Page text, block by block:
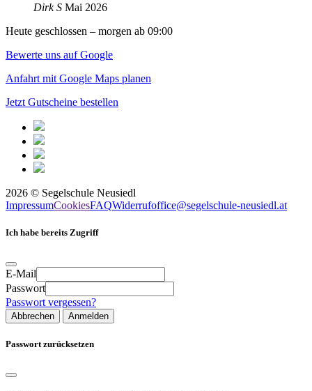
Dirk S Mai 2026
Heute geschlossen – morgen ab 09:00
Bewerte uns auf Google
Anfahrt mit Google Maps planen
Jetzt Gutscheine bestellen
2026 © Segelschule Neusiedl
ImpressumCookiesFAQWiderrufoffice@segelschule-neusiedl.at
Ich habe bereits Zugriff
E-Mail
Passwort
Passwort vergessen?
Abbrechen Anmelden
Passwort zurücksetzen